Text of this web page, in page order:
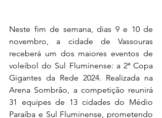
Neste fim de semana, dias 9 e 10 de
novembro, a cidade de Vassouras
receberá um dos maiores eventos de
voleibol do Sul Fluminense: a 2ª Copa
Gigantes da Rede 2024. Realizada na
Arena Sombrão, a competição reunirá
31 equipes de 13 cidades do Médio
Paraíba e Sul Fluminense, prometendo